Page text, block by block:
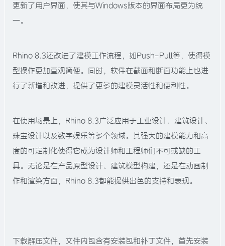
更新了用户界面，使其与Windows版本的界面布局更为统
一。
Rhino 8.3还改进了建模工作流程，如Push-Pull等，使得模
型操作更加直观简便。同时，软件在截面和断面功能上也进
行了新增和改进，提供了更多的建模灵活性和便利性。
在使用场景上，Rhino 8.3广泛应用于工业设计、建筑设计、
珠宝设计以及数字娱乐等多个领域。其强大的建模能力和高
度的可定制化使得它成为设计师和工程师们不可或缺的工
具。无论是在产品原型设计、建筑模型构建，还是在动画制
作和渲染方面，Rhino 8.3都能提供出色的支持和表现。
下载解压文件，文件内包含有安装包和补丁文件，首先安装